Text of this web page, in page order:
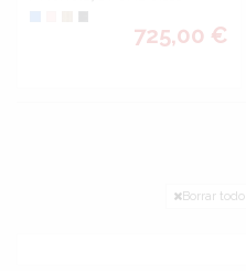
AzulRosaRobleGris GU 725,00 €
Borrar todo